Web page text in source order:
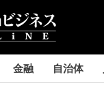
金融 自治体